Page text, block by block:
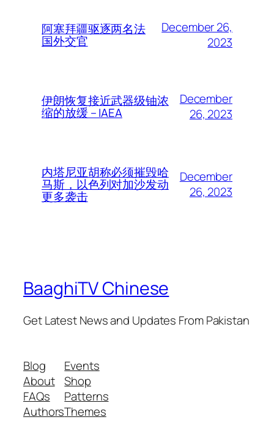
阿塞拜疆驱逐两名法
国外交官
December 26,
2023
伊朗恢复接近武器级铀浓
缩的放缓 – IAEA
December
26, 2023
内塔尼亚胡称必须摧毁哈
马斯，以色列对加沙发动
更多袭击
December
26, 2023
BaaghiTV Chinese
Get Latest News and Updates From Pakistan
Blog
About
FAQs
Authors
Events
Shop
Patterns
Themes